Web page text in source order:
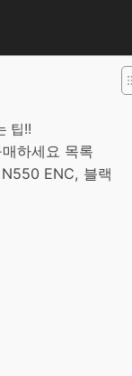
팁!!
하세요 목록
ENC, 블랙